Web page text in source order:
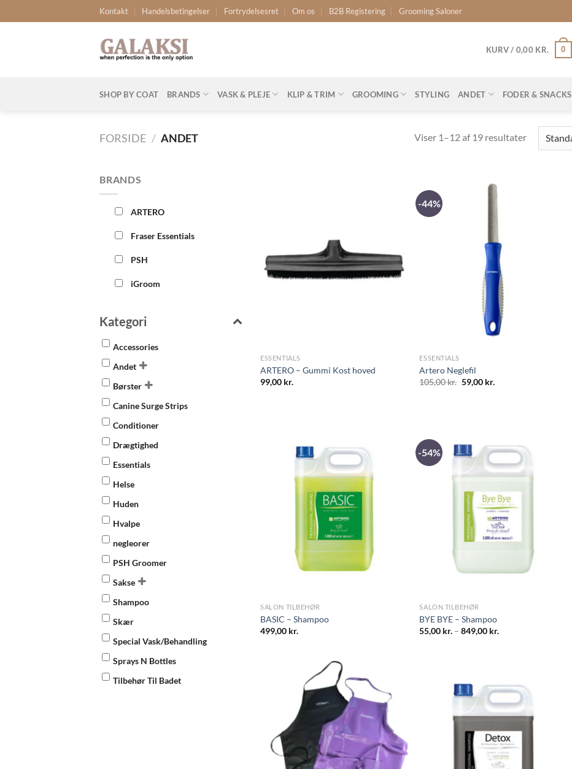
til
Kontakt Handelsbetingelser Fortrydelsesret Om os B2B Registering Grooming Saloner
KURV / 0,00 KR. 0
SHOP BY COAT BRANDS VASK & PLEJE KLIP & TRIM GROOMING STYLING ANDET FODER & SNACKS
FORSIDE / ANDET Viser 1–12 af 19 resultater
BRANDS
ARTERO
Fraser Essentials
PSH
iGroom
Kategori
Accessories
Andet
Børster
Canine Surge Strips
Conditioner
Drægtighed
Essentials
Helse
Huden
Hvalpe
negleorer
PSH Groomer
Sakse
Shampoo
Skær
Special Vask/Behandling
Sprays N Bottles
Tilbehør Til Badet
ESSENTIALS
ARTERO – Gummi Kost hoved
99,00 kr.
-44%
ESSENTIALS
Artero Neglefil
105,00kr. Original
price
59,00 kr.
SALON TILBEHØR
BASIC – Shampoo
499,00 kr.
-54%
SALON TILBEHØR
BYE BYE – Shampoo
55,00 kr. –849,00 kr.